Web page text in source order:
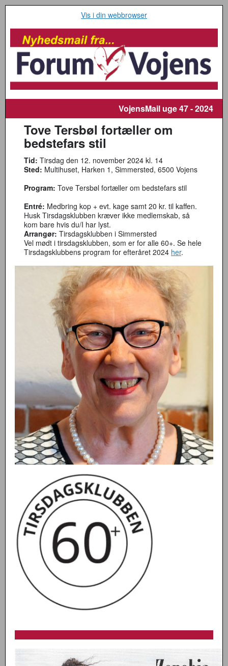
Vis i din webbrowser
VojensMail uge 47 - 2024
Tove Tersbøl fortæller om
bedstefars stil
Tid: Tirsdag den 12. november 2024 kl. 14
Sted: Multihuset, Harken 1, Simmersted, 6500 Vojens
Program: Tove Tersbøl fortæller om bedstefars stil
Entré: Medbring kop + evt. kage samt 20 kr. til kaffen.
Husk Tirsdagsklubben kræver ikke medlemskab, så
kom bare hvis du/I har lyst.
Arrangør: Tirsdagsklubben i Simmersted
Vel mødt i tirsdagsklubben, som er for alle 60+. Se hele
Tirsdagsklubbens program for efteråret 2024 her.